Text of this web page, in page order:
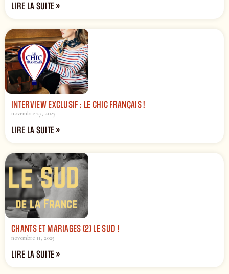
LIRE LA SUITE »
INTERVIEW EXCLUSIF : LE CHIC FRANÇAIS !
novembre 27, 2025
LIRE LA SUITE »
CHANTS ET MARIAGES (2) LE SUD !
novembre 11, 2025
LIRE LA SUITE »